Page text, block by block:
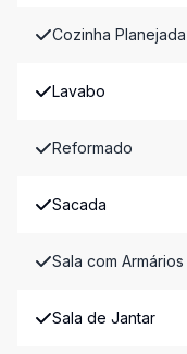
Cozinha Planejada
Lavabo
Reformado
Sacada
Sala com Armários
Sala de Jantar